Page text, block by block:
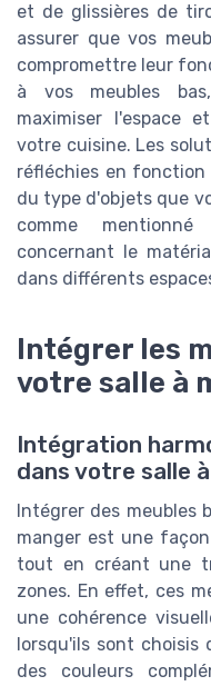
et de glissières de
assurer que vos
compromettre leur
à vos meubles
maximiser l'espace
votre cuisine. Les
réfléchies en
du type d'objets que
comme
concernant le
dans différents
Intégrer les
votre salle à
Intégration
dans votre salle
Intégrer des meubles
manger est une
tout en créant une
zones. En effet, ces
une cohérence
lorsqu'ils sont
des couleurs